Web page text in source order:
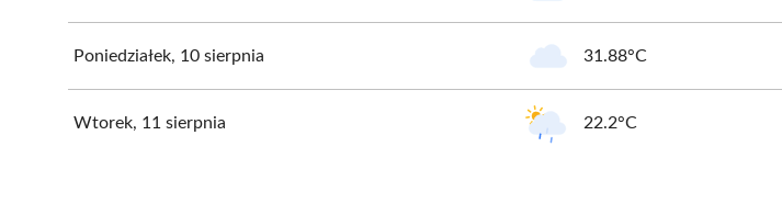
Poniedziałek, 10 sierpnia 31.88°C
Wtorek, 11 sierpnia 22.2°C